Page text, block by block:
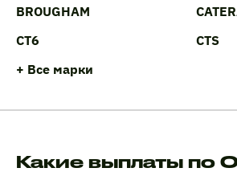
BROUGHAM
CT6
CTS
+ Все марки
Какие выплаты по